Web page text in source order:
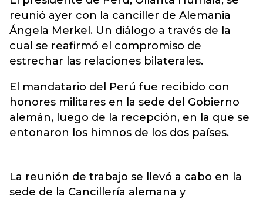
reunió ayer con la canciller de Alemania
Ángela Merkel. Un diálogo a través de la
cual se reafirmó el compromiso de
estrechar las relaciones bilaterales.
El mandatario del Perú fue recibido con
honores militares en la sede del Gobierno
alemán, luego de la recepción, en la que se
entonaron los himnos de los dos países.
La reunión de trabajo se llevó a cabo en la
sede de la Cancillería alemana y